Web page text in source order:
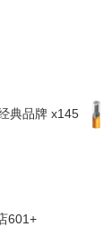
典品牌 x145
601+